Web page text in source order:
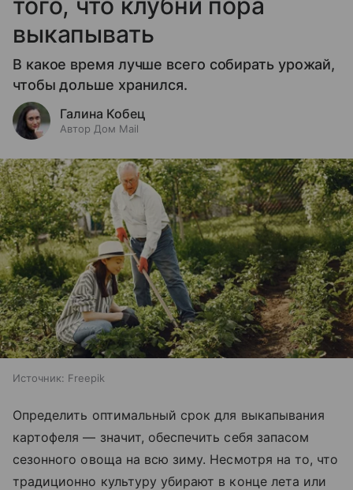
того, что клубни пора
выкапывать
В какое время лучше всего собирать урожай,
чтобы дольше хранился.
Галина Кобец
Автор Дом Mail
Источник: Freepik
Определить оптимальный срок для выкапывания
картофеля — значит, обеспечить себя запасом
сезонного овоща на всю зиму. Несмотря на то, что
традиционно культуру убирают в конце лета или